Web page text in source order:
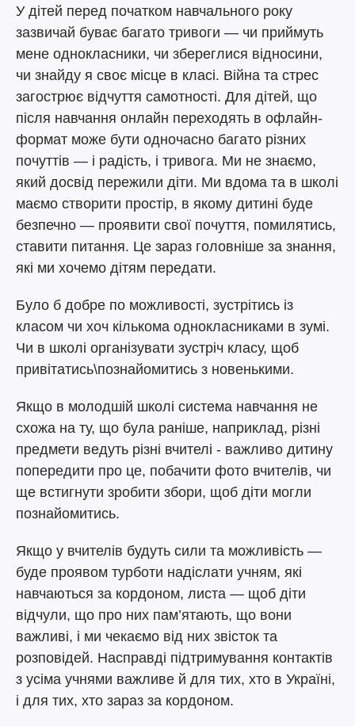
У дітей перед початком навчального року
зазвичай буває багато тривоги — чи приймуть
мене однокласники, чи збереглися відносини,
чи знайду я своє місце в класі. Війна та стрес
загострює відчуття самотності. Для дітей, що
після навчання онлайн переходять в офлайн-
формат може бути одночасно багато різних
почуттів — і радість, і тривога. Ми не знаємо,
який досвід пережили діти. Ми вдома та в школі
маємо створити простір, в якому дитині буде
безпечно — проявити свої почуття, помилятись,
ставити питання. Це зараз головніше за знання,
які ми хочемо дітям передати.
Було б добре по можливості, зустрітись із
класом чи хоч кількома однокласниками в зумі.
Чи в школі організувати зустріч класу, щоб
привітатись\познайомитись з новенькими.
Якщо в молодшій школі система навчання не
схожа на ту, що була раніше, наприклад, різні
предмети ведуть різні вчителі - важливо дитину
попередити про це, побачити фото вчителів, чи
ще встигнути зробити збори, щоб діти могли
познайомитись.
Якщо у вчителів будуть сили та можливість —
буде проявом турботи надіслати учням, які
навчаються за кордоном, листа — щоб діти
відчули, що про них пам’ятають, що вони
важливі, і ми чекаємо від них звісток та
розповідей. Насправді підтримування контактів
з усіма учнями важливе й для тих, хто в Україні,
і для тих, хто зараз за кордоном.